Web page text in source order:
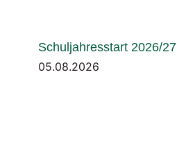
Schuljahresstart 2026/27
05.08.2026